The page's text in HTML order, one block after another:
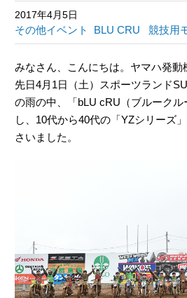
2017年4月5日
その他イベント BLU CRU 競技用
みなさん、こんにちは。ヤマハ発動
先日4月1日（土）スポーツランド
の雨の中、「bLU cRU（ブルーク
し、10代から40代の「YZシリーズ
さいました。